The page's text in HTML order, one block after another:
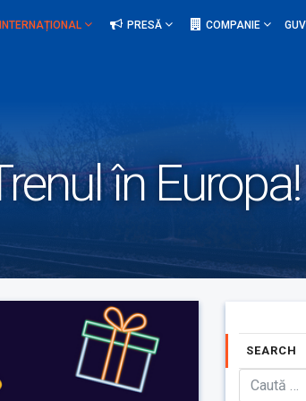
PRESĂ COMPANIE
în Europa!
SEARCH